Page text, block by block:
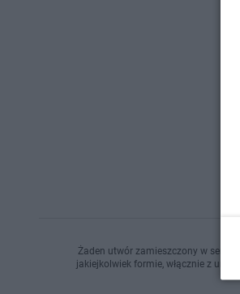
Żaden utwór zamieszczony w
jakiejkolwiek formie, włącznie z